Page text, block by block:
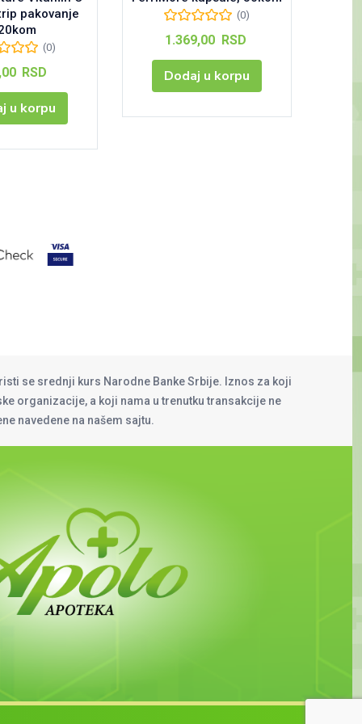
pakovanje
(0)
RSD
u korpu
(0)
1.369,00 RSD
Dodaj u korpu
se srednji kurs Narodne Banke Srbije. Iznos za koji
organizacije, a koji nama u trenutku transakcije ne
navedene na našem sajtu.